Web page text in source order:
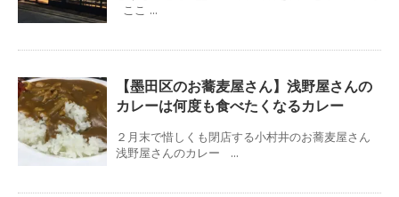
ここ ...
【墨田区のお蕎麦屋さん】浅野屋さんの
カレーは何度も食べたくなるカレー
２月末で惜しくも閉店する小村井のお蕎麦屋さん
浅野屋さんのカレー ...